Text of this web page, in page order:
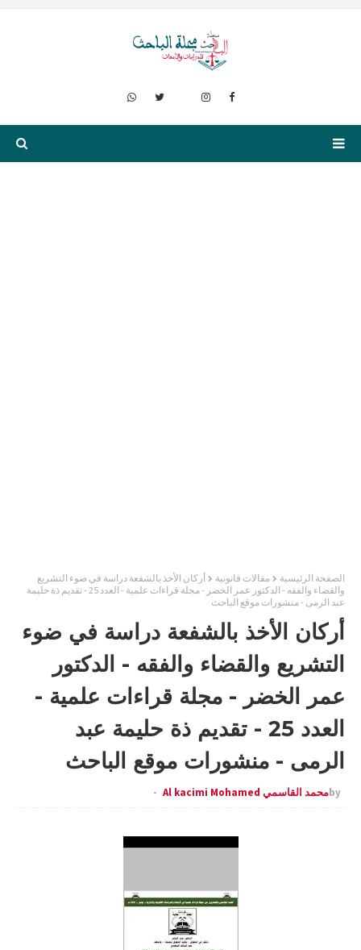
الصفحة الرئيسية مقالات قانونية
أركان الأخذ بالشفعة دراسة في ضوء التشريع
والقضاء والفقه - الدكتور عمر الخضر - مجلة قراءات علمية - العدد 25 - تقديم ذة حليمة
عبد الرمى - منشورات موقع الباحث
أركان الأخذ بالشفعة دراسة في ضوء
التشريع والقضاء والفقه - الدكتور
عمر الخضر - مجلة قراءات علمية -
العدد 25 - تقديم ذة حليمة عبد
الرمى - منشورات موقع الباحث
byمحمد القاسمي Al kacimi Mohamed